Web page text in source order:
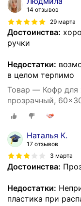
14 отзывов
29 марта
Достоинства:
ручки
Недостатки:
в целом терпимо
Товар — Кофр для
прозрачный,
Наталья К.
17 отзывов
3 марта
Достоинства:
Недостатки:
пластика при